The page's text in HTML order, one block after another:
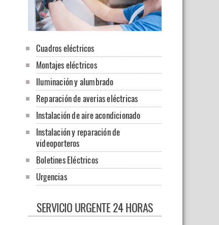
Cuadros eléctricos
Montajes eléctricos
Iluminación y alumbrado
Reparación de averias eléctricas
Instalación de aire acondicionado
Instalación y reparación de
videoporteros
Boletines Eléctricos
Urgencias
SERVICIO URGENTE 24 HORAS